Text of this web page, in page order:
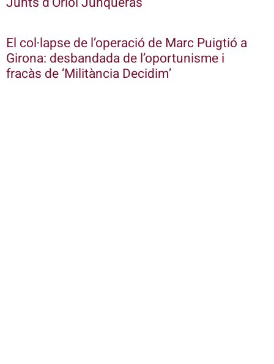
El col·lapse de l’operació de Marc Puigtió a
Girona: desbandada de l’oportunisme i
fracàs de ‘Militància Decidim’